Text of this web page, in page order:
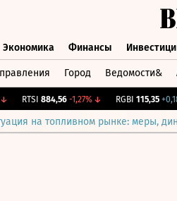
Экономика Финансы
Город Ведомости&
RTSI 884,56 -1,27%↓ RGBI 115,35
на топливном рынке: меры,